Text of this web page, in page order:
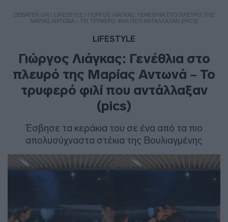
DEBATER.GR / LIFESTYLE / ΓΙΏΡΓΟΣ ΛΙΆΓΚΑΣ: ΓΕΝΈΘΛΙΑ ΣΤΟ ΠΛΕΥΡΌ ΤΗΣ
ΜΑΡΊΑΣ ΑΝΤΩΝΆ – ΤΟ ΤΡΥΦΕΡΌ ΦΙΛΊ ΠΟΥ ΑΝΤΆΛΛΑΞΑΝ (PICS)
LIFESTYLE
Γιώργος Λιάγκας: Γενέθλια στο
πλευρό της Μαρίας Αντωνά – Το
τρυφερό φιλί που αντάλλαξαν
(pics)
Έσβησε τα κεράκια του σε ένα από τα πιο
απολυσύχναστα στέκια της Βουλιαγμένης